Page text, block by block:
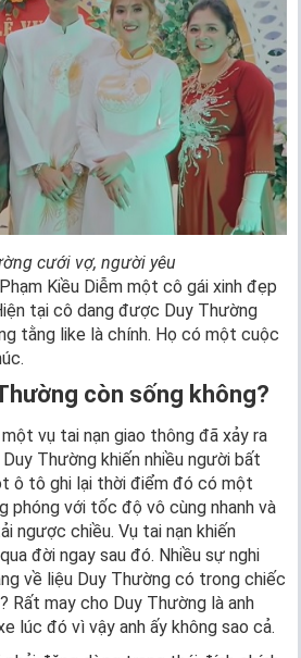
cưới vợ, người yêu
Kiều Diễm một cô gái xinh đẹp
tại cô dang được Duy Thường
tằng like là chính. Họ có một cuộc
còn sống không?
vụ tai nạn giao thông đã xảy ra
Thường khiến nhiều người bất
ô tô ghi lại thời điểm đó có một
phóng với tốc độ vô cùng nhanh và
ngược chiều. Vụ tai nạn khiến
đời ngay sau đó. Nhiều sự nghi
về liệu Duy Thường có trong chiếc
Rất may cho Duy Thường là anh
lúc đó vì vậy anh ấy không sao cả.